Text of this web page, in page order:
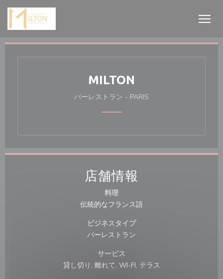
クッキー利用の管理について
MILTON
バーレストラン - PARIS
店舗情報
料理
伝統的なフランス語
ビジネスタイプ
バーレストラン
サービス
貸し切り, 離れて, WI-FI, テラス